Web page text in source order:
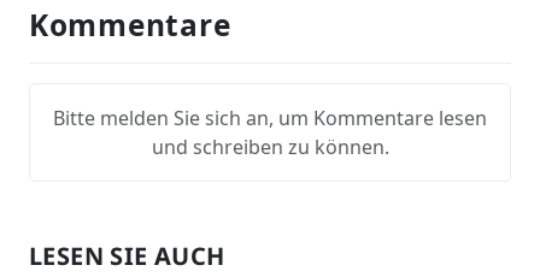
Kommentare
Bitte melden Sie sich an, um Kommentare lesen
und schreiben zu können.
LESEN SIE AUCH